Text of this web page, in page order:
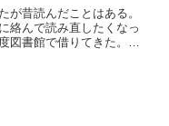
が昔読んだことはある。
絡んで読み直したくなっ
図書館で借りてきた。